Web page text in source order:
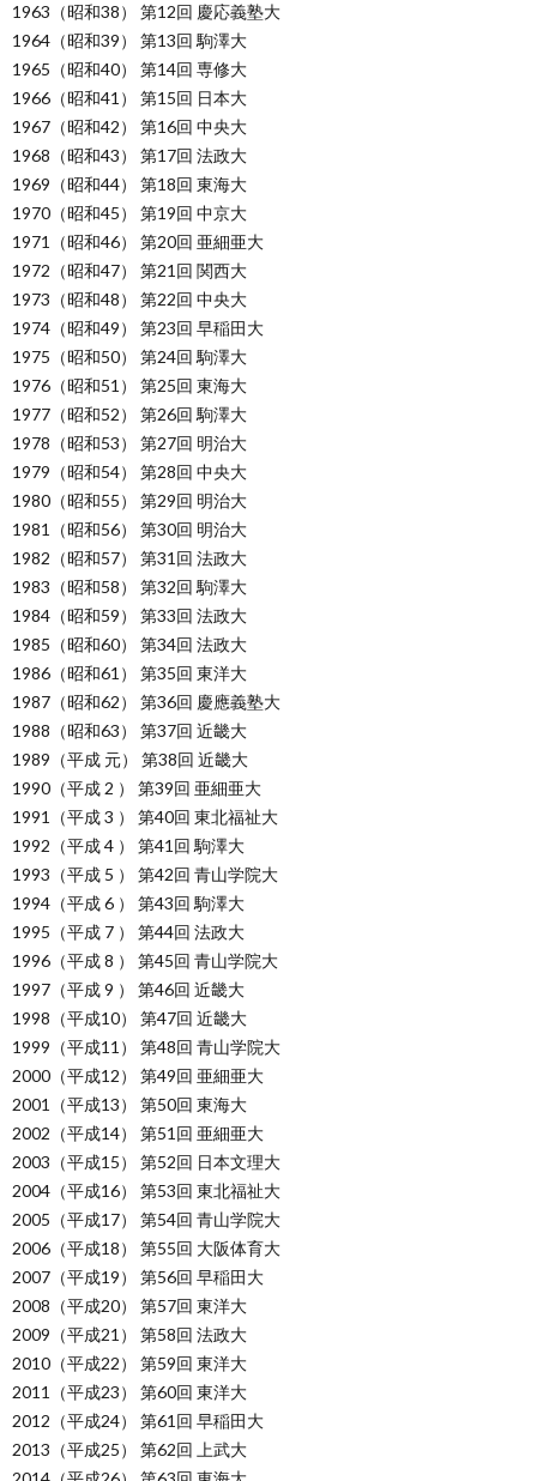
1963（昭和38） 第12回 慶応義塾大
1964（昭和39） 第13回 駒澤大
1965（昭和40） 第14回 専修大
1966（昭和41） 第15回 日本大
1967（昭和42） 第16回 中央大
1968（昭和43） 第17回 法政大
1969（昭和44） 第18回 東海大
1970（昭和45） 第19回 中京大
1971（昭和46） 第20回 亜細亜大
1972（昭和47） 第21回 関西大
1973（昭和48） 第22回 中央大
1974（昭和49） 第23回 早稲田大
1975（昭和50） 第24回 駒澤大
1976（昭和51） 第25回 東海大
1977（昭和52） 第26回 駒澤大
1978（昭和53） 第27回 明治大
1979（昭和54） 第28回 中央大
1980（昭和55） 第29回 明治大
1981（昭和56） 第30回 明治大
1982（昭和57） 第31回 法政大
1983（昭和58） 第32回 駒澤大
1984（昭和59） 第33回 法政大
1985（昭和60） 第34回 法政大
1986（昭和61） 第35回 東洋大
1987（昭和62） 第36回 慶應義塾大
1988（昭和63） 第37回 近畿大
1989（平成 元） 第38回 近畿大
1990（平成 2 ） 第39回 亜細亜大
1991（平成 3 ） 第40回 東北福祉大
1992（平成 4 ） 第41回 駒澤大
1993（平成 5 ） 第42回 青山学院大
1994（平成 6 ） 第43回 駒澤大
1995（平成 7 ） 第44回 法政大
1996（平成 8 ） 第45回 青山学院大
1997（平成 9 ） 第46回 近畿大
1998（平成10） 第47回 近畿大
1999（平成11） 第48回 青山学院大
2000（平成12） 第49回 亜細亜大
2001（平成13） 第50回 東海大
2002（平成14） 第51回 亜細亜大
2003（平成15） 第52回 日本文理大
2004（平成16） 第53回 東北福祉大
2005（平成17） 第54回 青山学院大
2006（平成18） 第55回 大阪体育大
2007（平成19） 第56回 早稲田大
2008（平成20） 第57回 東洋大
2009（平成21） 第58回 法政大
2010（平成22） 第59回 東洋大
2011（平成23） 第60回 東洋大
2012（平成24） 第61回 早稲田大
2013（平成25） 第62回 上武大